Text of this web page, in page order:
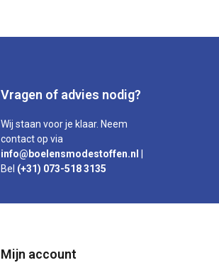
Vragen of advies nodig?
Wij staan voor je klaar. Neem
contact op via
info@boelensmodestoffen.nl
Bel (+31) 073-518 3135
Mijn account